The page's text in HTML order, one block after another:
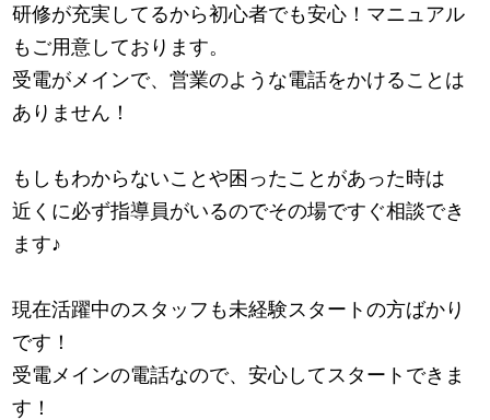
研修が充実してるから初心者でも安心！マニュアル
もご用意しております。
受電がメインで、営業のような電話をかけることは
ありません！
もしもわからないことや困ったことがあった時は
近くに必ず指導員がいるのでその場ですぐ相談でき
ます♪
現在活躍中のスタッフも未経験スタートの方ばかり
です！
受電メインの電話なので、安心してスタートできま
す！